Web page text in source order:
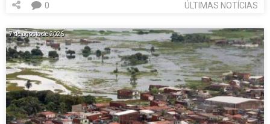
ÚLTIMAS NOTÍCIAS
0
7 de agosto de 2026